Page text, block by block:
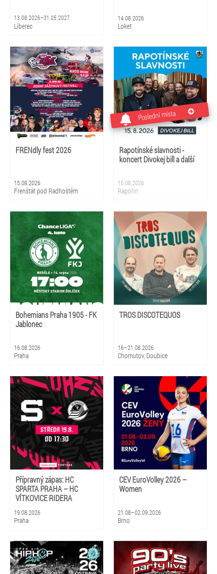
13.08.2026–31.05.2027
Liberec
14.08.2026
Loket
FRENdly fest 2026
15.08.2026
Frenštát pod Radhoštěm
Poslední místa
Rapotínské slavnosti -
koncert Divokej bill a další
15.08.2026
Rapotín
Bohemians Praha 1905 - FK
Jablonec
16.08.2026
Praha
TROS DISCOTEQUOS
16–21.08.2026
Chomutov, Doubice
Přípravný zápas: HC
SPARTA PRAHA – HC
VÍTKOVICE RIDERA
19.08.2026
Praha
CEV EuroVolley 2026 –
Women
21.08–02.09.2026
Brno